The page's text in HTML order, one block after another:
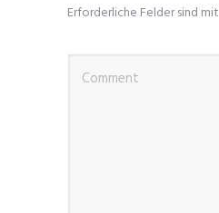
Erforderliche Felder sind mit